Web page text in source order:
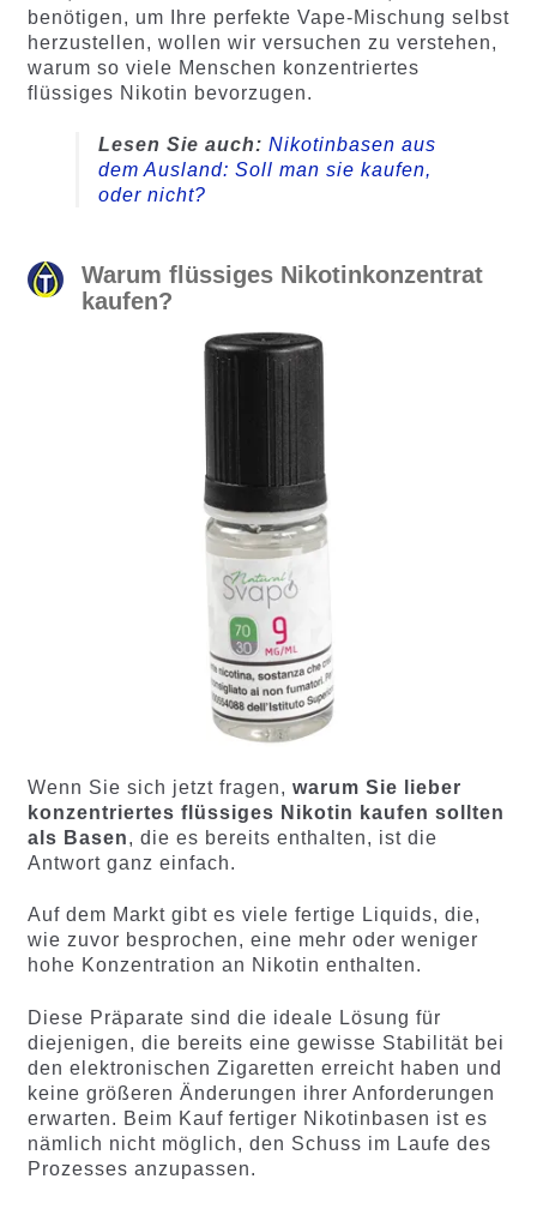
benötigen, um Ihre perfekte Vape-Mischung selbst
herzustellen, wollen wir versuchen zu verstehen,
warum so viele Menschen konzentriertes
flüssiges Nikotin bevorzugen.
Lesen Sie auch: Nikotinbasen aus
dem Ausland: Soll man sie kaufen,
oder nicht?
Warum flüssiges Nikotinkonzentrat
kaufen?
Wenn Sie sich jetzt fragen, warum Sie lieber
konzentriertes flüssiges Nikotin kaufen sollten
als Basen, die es bereits enthalten, ist die
Antwort ganz einfach.
Auf dem Markt gibt es viele fertige Liquids, die,
wie zuvor besprochen, eine mehr oder weniger
hohe Konzentration an Nikotin enthalten.
Diese Präparate sind die ideale Lösung für
diejenigen, die bereits eine gewisse Stabilität bei
den elektronischen Zigaretten erreicht haben und
keine größeren Änderungen ihrer Anforderungen
erwarten. Beim Kauf fertiger Nikotinbasen ist es
nämlich nicht möglich, den Schuss im Laufe des
Prozesses anzupassen.